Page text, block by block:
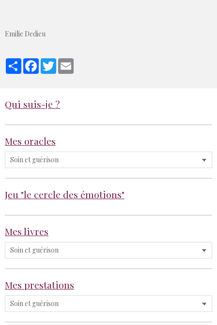
Emilie Dedieu
PartagerFacebook
Twitter
Qui suis-je ?
Mes oracles
Jeu "le cercle des émotions"
Mes livres
Mes prestations